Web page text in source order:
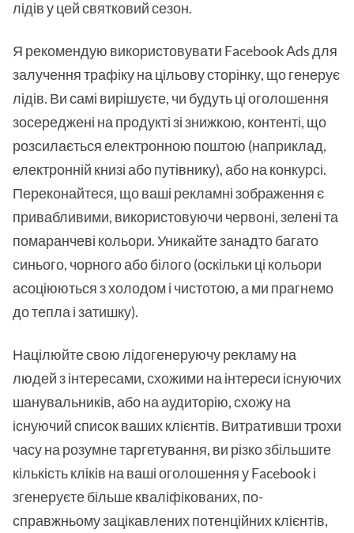
лідів у цей святковий сезон.
Я рекомендую використовувати Facebook Ads для
залучення трафіку на цільову сторінку, що генерує
лідів. Ви самі вирішуєте, чи будуть ці оголошення
зосереджені на продукті зі знижкою, контенті, що
розсилається електронною поштою (наприклад,
електронній книзі або путівнику), або на конкурсі.
Переконайтеся, що ваші рекламні зображення є
привабливими, використовуючи червоні, зелені та
помаранчеві кольори. Уникайте занадто багато
синього, чорного або білого (оскільки ці кольори
асоціюються з холодом і чистотою, а ми прагнемо
до тепла і затишку).
Націлюйте свою лідогенеруючу рекламу на
людей з інтересами, схожими на інтереси існуючих
шанувальників, або на аудиторію, схожу на
існуючий список ваших клієнтів. Витративши трохи
часу на розумне таргетування, ви різко збільшите
кількість кліків на ваші оголошення у Facebook і
згенеруєте більше кваліфікованих, по-
справжньому зацікавлених потенційних клієнтів,